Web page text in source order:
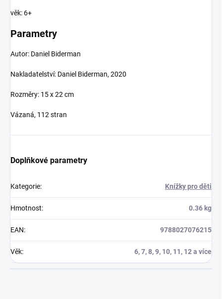
věk: 6+
Parametry
Autor: Daniel Biderman
Nakladatelství: Daniel Biderman, 2020
Rozměry: 15 x 22 cm
Vázaná, 112 stran
Doplňkové parametry
Kategorie: Knížky pro děti
Hmotnost: 0.36 kg
EAN: 9788027076215
Věk: 6, 7, 8, 9, 10, 11, 12 a více